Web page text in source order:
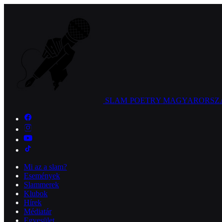
SLAM POETRY
Mi az a slam?
Események
Slammerek
Klubok
Hírek
Médiatár
Egyesület